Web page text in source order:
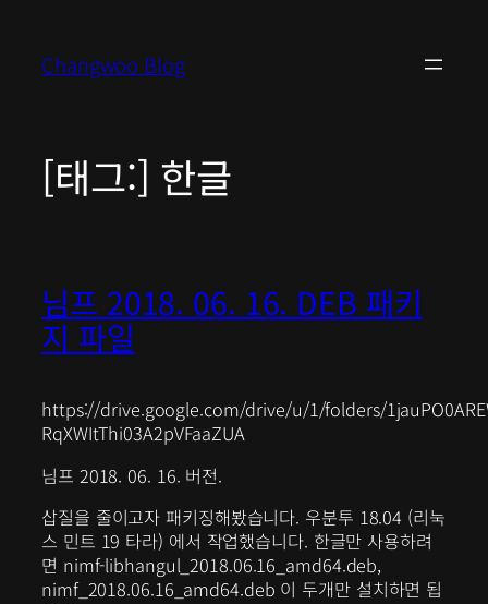
Changwoo Blog
[태그:] 한글
님프 2018. 06. 16. DEB 패키
지 파일
https://drive.google.com/drive/u/1/folders/
RqXWItThi03A2pVFaaZUA
님프 2018. 06. 16. 버전.
삽질을 줄이고자 패키징해봤습니다. 우분투 18.04 (리눅
스 민트 19 타라) 에서 작업했습니다. 한글만 사용하려
면 nimf-libhangul_2018.06.16_amd64.deb,
nimf_2018.06.16_amd64.deb 이 두개만 설치하면 됩